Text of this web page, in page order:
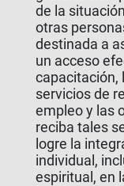
de la
otras
destinada a
un acceso
capacitación,
servicios de
empleo y las
reciba tales
logre la
individual,
espiritual, en